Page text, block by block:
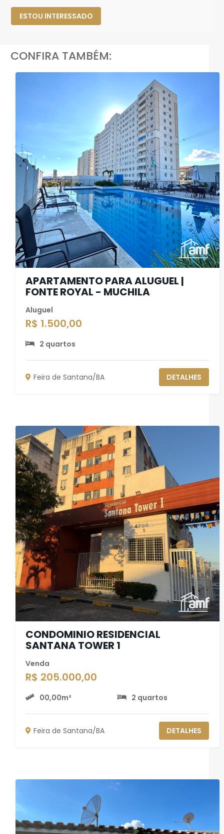
ESTOU INTERESSADO
CONFIRA TAMBÉM:
APARTAMENTO PARA ALUGUEL |
FONTE ROYAL - MUCHILA
Aluguel
R$ 1.500,00
2 quartos
Feira de Santana/BA DETALHES
CONDOMINIO RESIDENCIAL
SANTANA TOWER 1
Venda
R$ 205.000,00
00,00m² 2 quartos
Feira de Santana/BA DETALHES